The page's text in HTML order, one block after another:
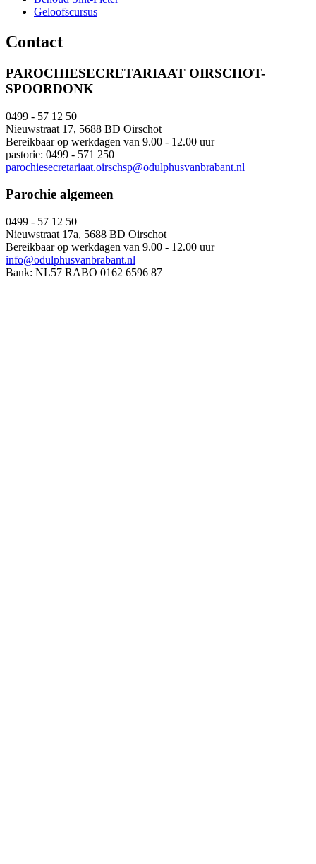
Geloofscursus
Contact
PAROCHIESECRETARIAAT OIRSCHOT-
SPOORDONK
0499 - 57 12 50
Nieuwstraat 17, 5688 BD Oirschot
Bereikbaar op werkdagen van 9.00 - 12.00 uur
pastorie: 0499 - 571 250
parochiesecretariaat.oirschsp@odulphusvanbrabant.nl
Parochie algemeen
0499 - 57 12 50
Nieuwstraat 17a, 5688 BD Oirschot
Bereikbaar op werkdagen van 9.00 - 12.00 uur
info@odulphusvanbrabant.nl
Bank: NL57 RABO 0162 6596 87